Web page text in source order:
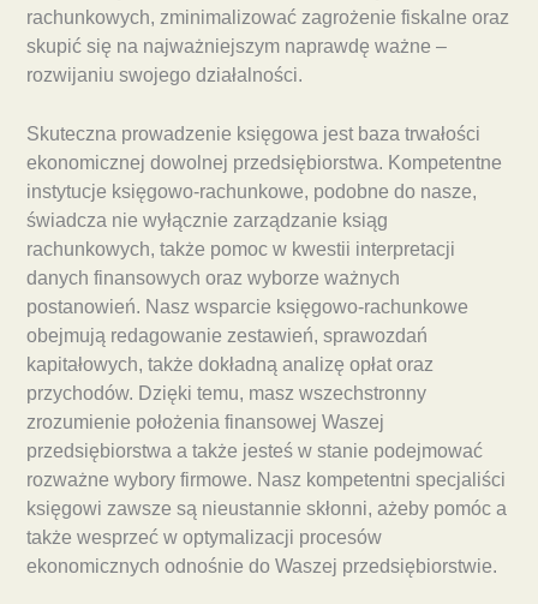
rachunkowych, zminimalizować zagrożenie fiskalne oraz
skupić się na najważniejszym naprawdę ważne –
rozwijaniu swojego działalności.
Skuteczna prowadzenie księgowa jest baza trwałości
ekonomicznej dowolnej przedsiębiorstwa. Kompetentne
instytucje księgowo-rachunkowe, podobne do nasze,
świadcza nie wyłącznie zarządzanie ksiąg
rachunkowych, także pomoc w kwestii interpretacji
danych finansowych oraz wyborze ważnych
postanowień. Nasz wsparcie księgowo-rachunkowe
obejmują redagowanie zestawień, sprawozdań
kapitałowych, także dokładną analizę opłat oraz
przychodów. Dzięki temu, masz wszechstronny
zrozumienie położenia finansowej Waszej
przedsiębiorstwa a także jesteś w stanie podejmować
rozważne wybory firmowe. Nasz kompetentni specjaliści
księgowi zawsze są nieustannie skłonni, ażeby pomóc a
także wesprzeć w optymalizacji procesów
ekonomicznych odnośnie do Waszej przedsiębiorstwie.